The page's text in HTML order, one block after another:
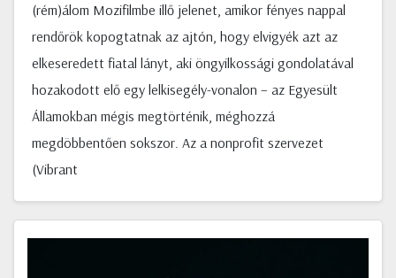
(rém)álom Mozifilmbe illő jelenet, amikor fényes nappal
rendőrök kopogtatnak az ajtón, hogy elvigyék azt az
elkeseredett fiatal lányt, aki öngyilkossági gondolatával
hozakodott elő egy lelkisegély-vonalon – az Egyesült
Államokban mégis megtörténik, méghozzá
megdöbbentően sokszor. Az a nonprofit szervezet
(Vibrant